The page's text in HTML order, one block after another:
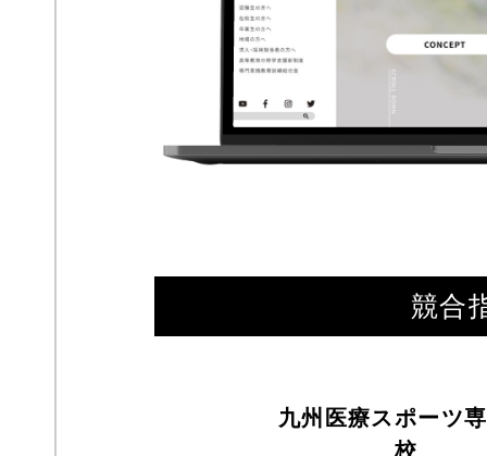
競合
九州医療スポーツ
校